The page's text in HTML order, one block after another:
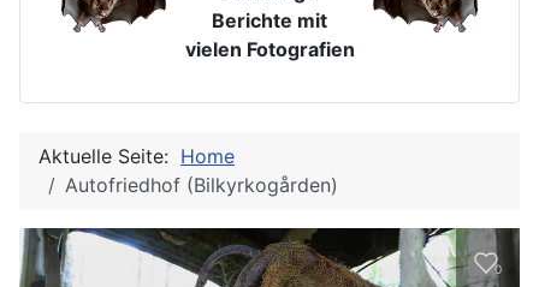
Berichte mit
vielen Fotografien
Aktuelle Seite: Home
Autofriedhof (Bilkyrkogården)
0